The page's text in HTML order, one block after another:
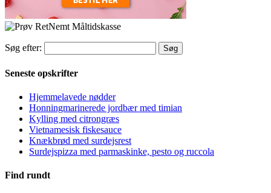
Søg efter:
Seneste opskrifter
Hjemmelavede nødder
Honningmarinerede jordbær med timian
Kylling med citrongræs
Vietnamesisk fiskesauce
Knækbrød med surdejsrest
Surdejspizza med parmaskinke, pesto og ruccola
Find rundt